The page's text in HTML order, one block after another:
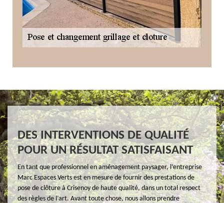
DES INTERVENTIONS DE QUALITÉ
POUR UN RÉSULTAT SATISFAISANT
En tant que professionnel en aménagement paysager, l’entreprise
Marc Espaces Verts est en mesure de fournir des prestations de
pose de clôture à Crisenoy de haute qualité, dans un total respect
des règles de l’art. Avant toute chose, nous allons prendre